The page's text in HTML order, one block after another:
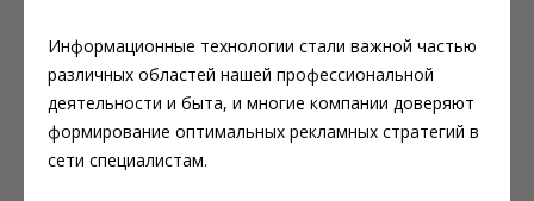
Информационные технологии стали важной частью
различных областей нашей профессиональной
деятельности и быта, и многие компании доверяют
формирование оптимальных рекламных стратегий в
сети специалистам.